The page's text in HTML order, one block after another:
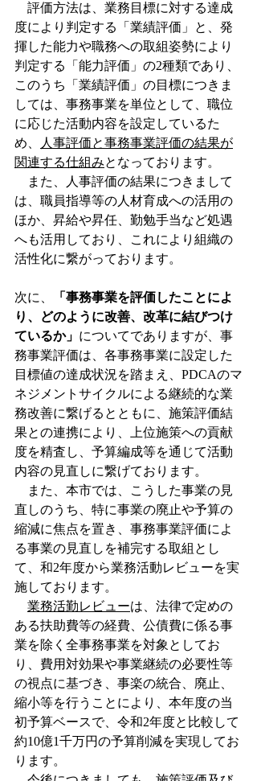
評価方法は、業務目標に対する達成
度により判定する「業績評価」と、発
揮した能力や職務への取組姿勢により
判定する「能力評価」の2種類であり、
このうち「業績評価」の目標につきま
しては、事務事業を単位として、職位
に応じた活動内容を設定しているた
め、
人事評価と事務事業評価の結果が
関連する仕組みとなっております。
また、人事評価の結果につきまして
は、職員指導等の人材育成への活用の
ほか、昇給や昇任、勤勉手当など処遇
へも活用しており、これにより組織の
活性化に繋がっております。
次に、
「事務事業を評価したことによ
り、どのように改善、改革に結びつけ
ているか」 についてでありますが、事
務事業評価は、各事務事業に設定した
目標値の達成状況を踏まえ、PDCAのマ
ネジメントサイクルによる継続的な業
務改善に繋げるとともに、施策評価結
果との連携により、上位施策への貢献
度を精査し、予算編成等を通じて活動
内容の見直しに繋げております。
また、本市では、こうした事業の見
直しのうち、特に事業の廃止や予算の
縮減に焦点を置き、事務事業評価によ
る事業の見直しを補完する取組とし
て、和2年度から業務活動レビューを実
施しております。
業務活勤レビューは、法律で定めの
ある扶助費等の経費、公債費に係る事
業を除く全事務事業を対象としてお
り、費用対効果や事業継続の必要性等
の視点に基づき、事楽の統合、廃止、
縮小等を行うことにより、本年度の当
初予算ベースで、令和2年度と比較して
約10億1千万円の予算削減を実現してお
ります。